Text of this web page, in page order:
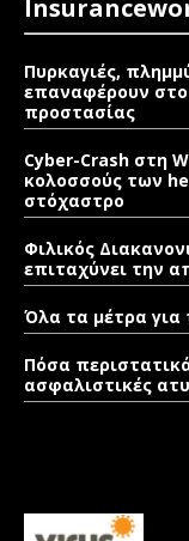
Πυρκαγιές,
επαναφέρουν
προστασίας
Cyber-Crash στη
κολοσσούς των
στόχαστρο
Φιλικός
επιταχύνει την
Όλα τα μέτρα
Πόσα
ασφαλιστικές